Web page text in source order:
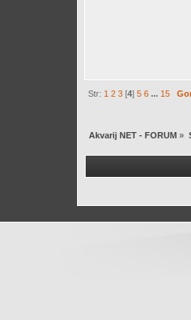
Str: 1 2 3 [4]5 6 ... 15
Akvarij NET - FORUM »